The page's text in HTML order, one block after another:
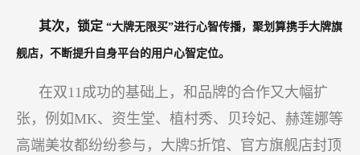
其次，锁定 “大牌无限买”进行心智传播，聚划算携手大牌旗
舰店，不断提升自身平台的用户心智定位。
在双11成功的基础上，和品牌的合作又大幅扩
张，例如MK、资生堂、植村秀、贝玲妃、赫莲娜等
高端美妆都纷纷参与，大牌5折馆、官方旗舰店封顶